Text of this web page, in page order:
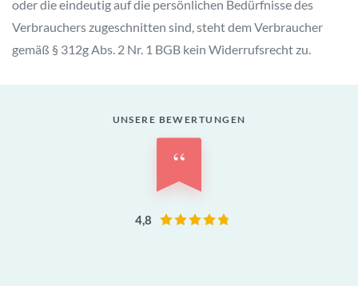
oder die eindeutig auf die persönlichen Bedürfnisse des
Verbrauchers zugeschnitten sind, steht dem Verbraucher
gemäß § 312g Abs. 2 Nr. 1 BGB kein Widerrufsrecht zu.
UNSERE BEWERTUNGEN
“
4,8